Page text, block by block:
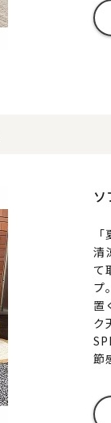
清
て
プ
置
ク
節